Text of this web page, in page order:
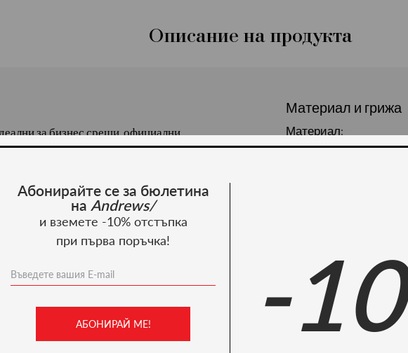
Описание на продукта
за бизнес срещи, официални
всички сезони. 100% естествена кожа.
Материал и грижа
Материал:
Ние препоръчваме
ново -20%
Абонирайте се за бюлетина
на Andrews/
и вземете -10% отстъпка
при първа поръчка!
АБОНИРАЙ МЕ! -